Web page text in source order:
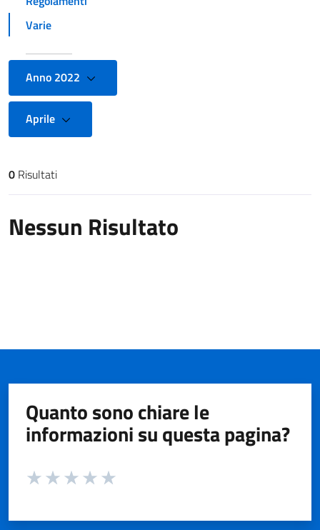
Varie
Anno 2022
Aprile
Risultati di ricerca
0 Risultati
Nessun Risultato
Quanto sono chiare le
informazioni su questa pagina?
Valuta da 1 a 5 stelle la pagina